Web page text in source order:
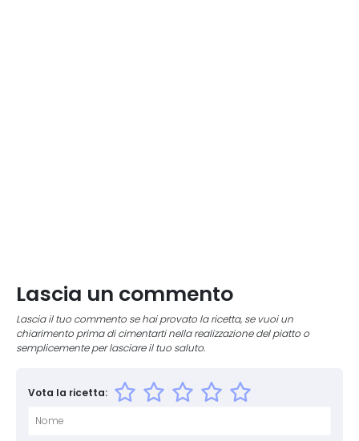
Lascia un commento
Lascia il tuo commento se hai provato la ricetta, se vuoi un
chiarimento prima di cimentarti nella realizzazione del piatto o
semplicemente per lasciare il tuo saluto.
Vota la ricetta: